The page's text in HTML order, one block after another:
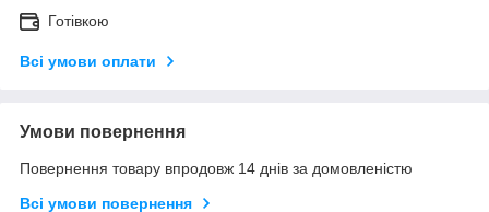
Готівкою
Всі умови оплати
Умови повернення
Повернення товару впродовж 14 днів за домовленістю
Всі умови повернення